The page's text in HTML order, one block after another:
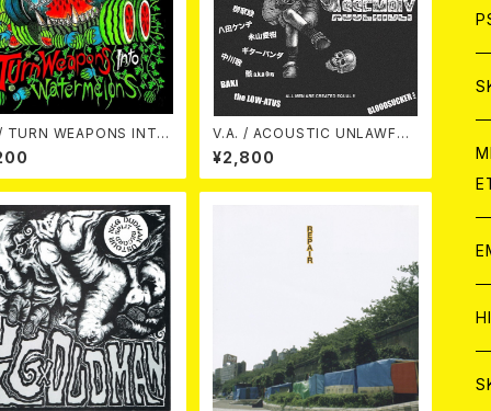
CD
V.A. / ACOUSTIC UNLAWFUL
ASSEMBLY -アコースティック不
法集会-
¥2,800